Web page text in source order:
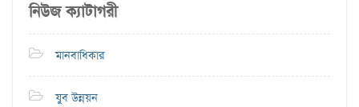
নিউজ ক্যাটাগরী
মানবাধিকার
যুব উন্নয়ন